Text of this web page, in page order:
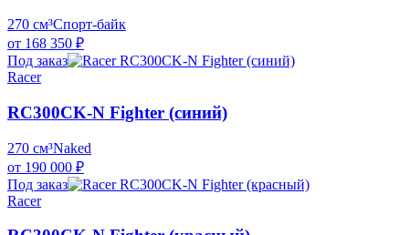
270 см³Спорт-байк
от 168 350 ₽
Под заказ
Racer
RC300CK-N Fighter (синий)
270 см³Naked
от 190 000 ₽
Под заказ
Racer